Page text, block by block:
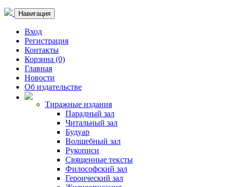
Навигация
Вход
Регистрация
Контакты
Корзина (0)
Главная
Новости
Об издательстве
Тиражные издания
Парадный зал
Читальный зал
Будуар
Волшебный зал
Рукописи
Священные тексты
Философский зал
Героический зал